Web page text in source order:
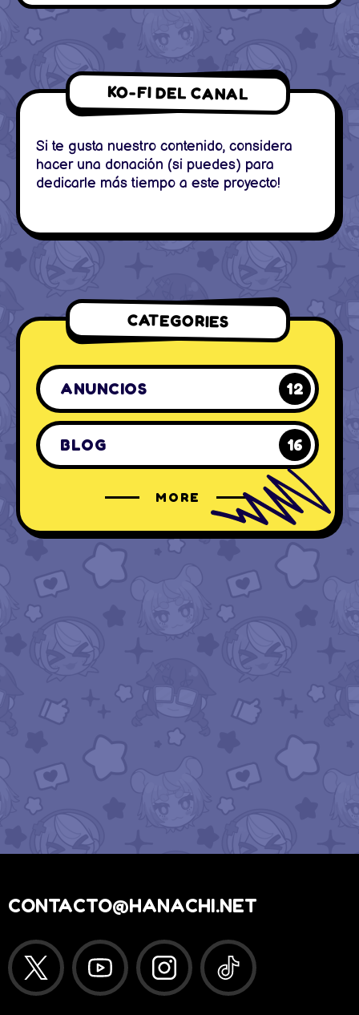
KO-FI DEL CANAL
Si te gusta nuestro contenido, considera
hacer una donación (si puedes) para
dedicarle más tiempo a este proyecto!
CATEGORIES
ANUNCIOS 12
BLOG 16
MORE
CONTACTO@HANACHI.NET